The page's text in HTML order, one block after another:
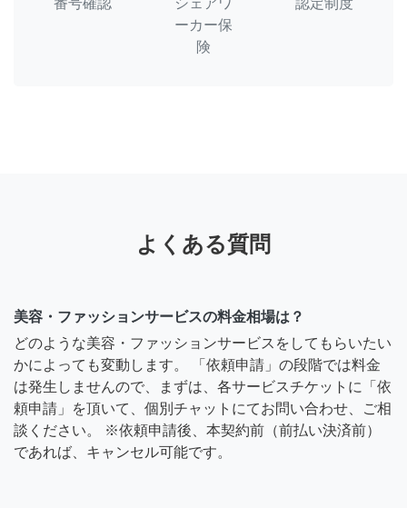
番号確認
シェアワ
ーカー保
険
認定制度
よくある質問
美容・ファッションサービスの料金相場は？
どのような美容・ファッションサービスをしてもらいたい
かによっても変動します。 「依頼申請」の段階では料金
は発生しませんので、まずは、各サービスチケットに「依
頼申請」を頂いて、個別チャットにてお問い合わせ、ご相
談ください。 ※依頼申請後、本契約前（前払い決済前）
であれば、キャンセル可能です。